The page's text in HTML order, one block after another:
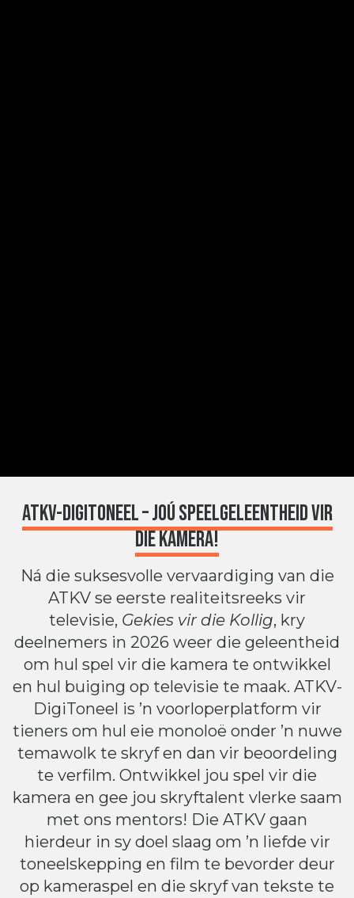
ATKV-DigiToneel – Joú speelgeleentheid vir
die kamera!
Ná die suksesvolle vervaardiging van die
ATKV se eerste realiteitsreeks vir
televisie, Gekies vir die Kollig, kry
deelnemers in 2026 weer die geleentheid
om hul spel vir die kamera te ontwikkel
en hul buiging op televisie te maak. ATKV-
DigiToneel is ’n voorloperplatform vir
tieners om hul eie monoloë onder ’n nuwe
temawolk te skryf en dan vir beoordeling
te verfilm. Ontwikkel jou spel vir die
kamera en gee jou skryftalent vlerke saam
met ons mentors! Die ATKV gaan
hierdeur in sy doel slaag om ’n liefde vir
toneelskepping en film te bevorder deur
op kameraspel en die skryf van tekste te